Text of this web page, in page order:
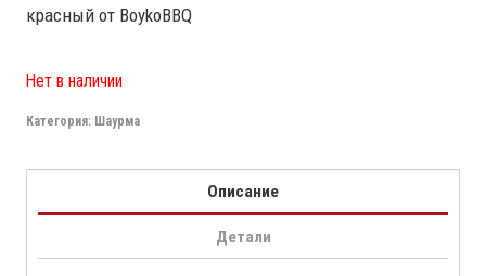
красный от BoykoBBQ
Нет в наличии
Категория: Шаурма
Описание
Детали